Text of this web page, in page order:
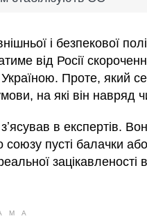
і безпекової
від Росії
Проте, який
на які він навряд
зʼясував в експертів.
пусті балачки
зацікавленості в